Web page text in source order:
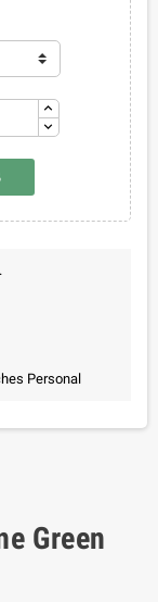
Personal
Green